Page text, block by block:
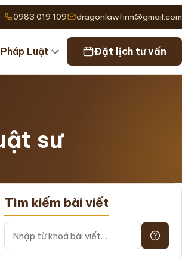
0983 019 109 dragonlawfirm@gmail.com
Luật Đặt lịch tư vấn
sư
Tìm kiếm bài viết